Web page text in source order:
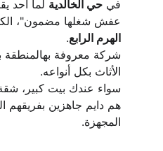
في حي الخالدية لما أحد
عفش شغلها مضمون"،
الهرم الرابع.
شركة معروفة بهالمنطقة
الأثاث بكل أنواعه.
سواء عندك بيت كبير،
هم دايم جاهزين بفريقهم
المجهزة.